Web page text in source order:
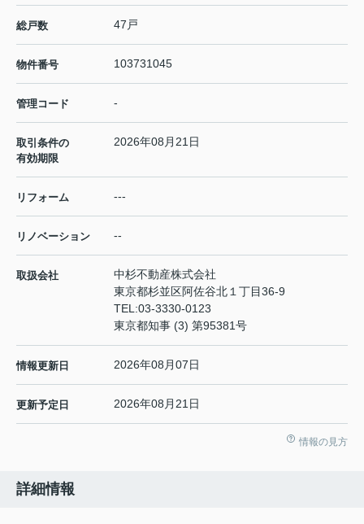
総戸数 47戸
物件番号 103731045
管理コード -
取引条件の
有効期限
2026年08月21日
リフォーム ---
リノベーション --
取扱会社
中杉不動産株式会社
東京都杉並区阿佐谷北１丁目36-9
TEL:03-3330-0123
東京都知事 (3) 第95381号
情報更新日 2026年08月07日
更新予定日 2026年08月21日
情報の見方
詳細情報